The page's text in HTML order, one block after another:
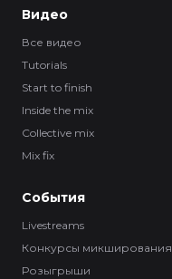
Видео
Все видео
Tutorials
Start to finish
Inside the mix
Collective mix
Mix fix
События
Livestreams
Конкурсы микширования
Розыгрыши